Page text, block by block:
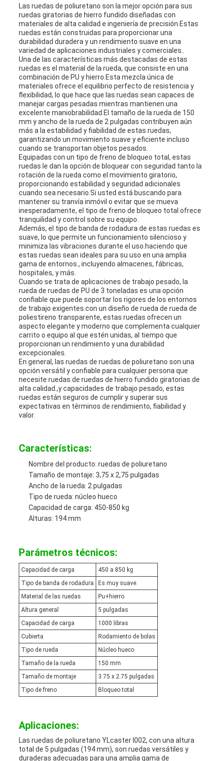
MAPA
DEL
SITIO
PRIVACY
POLICY
Las ruedas de poliuretano son la mejor opción para sus
ruedas giratorias de hierro fundido diseñadas con
materiales de alta calidad e ingeniería de precisión.Estas
ruedas están construidas para proporcionar una
durabilidad duradera y un rendimiento suave en una
variedad de aplicaciones industriales y comerciales..
Una de las características más destacadas de estas
ruedas es el material de la rueda, que consiste en una
combinación de PU y hierro.Esta mezcla única de
materiales ofrece el equilibrio perfecto de resistencia y
flexibilidad, lo que hace que las ruedas sean capaces de
manejar cargas pesadas mientras mantienen una
excelente maniobrabilidad.El tamaño de la rueda de 150
mm y ancho de la rueda de 2 pulgadas contribuyen aún
más a la estabilidad y fiabilidad de estas ruedas,
garantizando un movimiento suave y eficiente incluso
cuando se transportan objetos pesados.
Equipadas con un tipo de freno de bloqueo total, estas
ruedas le dan la opción de bloquear con seguridad tanto la
rotación de la rueda como el movimiento giratorio,
proporcionando estabilidad y seguridad adicionales
cuando sea necesario.Si usted está buscando para
mantener su tranvía inmóvil o evitar que se mueva
inesperadamente, el tipo de freno de bloqueo total ofrece
tranquilidad y control sobre su equipo.
Además, el tipo de banda de rodadura de estas ruedas es
suave, lo que permite un funcionamiento silencioso y
minimiza las vibraciones durante el uso.haciendo que
estas ruedas sean ideales para su uso en una amplia
gama de entornos., incluyendo almacenes, fábricas,
hospitales, y más.
Cuando se trata de aplicaciones de trabajo pesado, la
rueda de ruedas de PU de 3 toneladas es una opción
confiable que puede soportar los rigores de los entornos
de trabajo exigentes.con un diseño de rueda de rueda de
poliestireno transparente, estas ruedas ofrecen un
aspecto elegante y moderno que complementa cualquier
carrito o equipo al que estén unidas, al tiempo que
proporcionan un rendimiento y una durabilidad
excepcionales.
En general, las ruedas de ruedas de poliuretano son una
opción versátil y confiable para cualquier persona que
necesite ruedas de ruedas de hierro fundido giratorias de
alta calidad.,y capacidades de trabajo pesado, estas
ruedas están seguros de cumplir y superar sus
expectativas en términos de rendimiento, fiabilidad y
valor.
Características:
Nombre del producto: ruedas de poliuretano
Tamaño de montaje: 3,75 x 2,75 pulgadas
Ancho de la rueda: 2 pulgadas
Tipo de rueda: núcleo hueco
Capacidad de carga: 450-850 kg
Alturas: 194 mm
Parámetros técnicos:
Capacidad de carga
450 a 850 kg
Tipo de banda de rodadura
Es muy suave.
Material de las ruedas
Pu+hierro
Altura general
5 pulgadas
Capacidad de carga
1000 libras
Cubierta
Rodamiento de bolas
Tipo de rueda
Núcleo hueco
Tamaño de la rueda
150 mm
Tamaño de montaje
3.75 x 2.75 pulgadas
Tipo de freno
Bloqueo total
Aplicaciones:
Las ruedas de poliuretano YLcaster I002, con una altura
total de 5 pulgadas (194 mm), son ruedas versátiles y
duraderas adecuadas para una amplia gama de